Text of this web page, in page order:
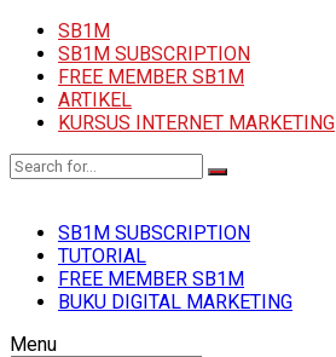
SB1M
SB1M SUBSCRIPTION
FREE MEMBER SB1M
ARTIKEL
KURSUS INTERNET MARKETING
SB1M SUBSCRIPTION
TUTORIAL
FREE MEMBER SB1M
BUKU DIGITAL MARKETING
Menu